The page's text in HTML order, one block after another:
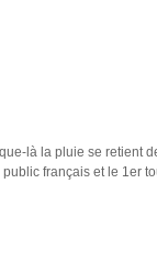
là la pluie se retient
français et le 1er